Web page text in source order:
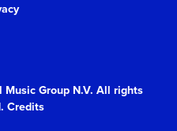
Group N.V. All rights
Credits